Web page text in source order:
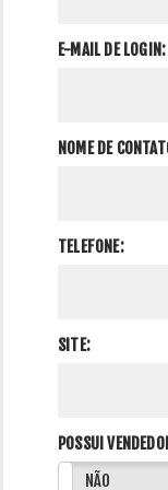
E-MAIL DE LOGIN:
NOME DE
TELEFONE:
SITE:
POSSUI
NÃO